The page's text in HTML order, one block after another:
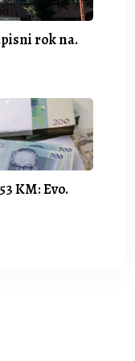
rok na.
KM: Evo.